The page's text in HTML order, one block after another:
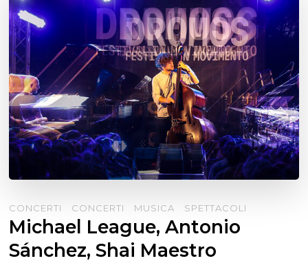
CONCERTI CONCERTI MUSICA SPETTACOLI
Michael League, Antonio
Sánchez, Shai Maestro